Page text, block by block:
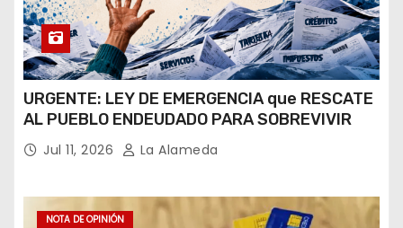
URGENTE: LEY DE EMERGENCIA que RESCATE
AL PUEBLO ENDEUDADO PARA SOBREVIVIR
Jul 11, 2026 La Alameda
NOTA DE OPINIÓN